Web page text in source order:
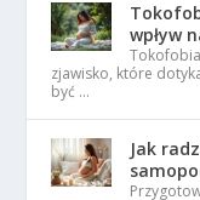
wpływ
zjawisko, które
być …
Jak